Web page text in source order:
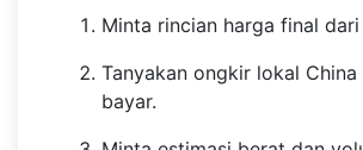
Minta rincian harga final dari
Tanyakan ongkir lokal China
bayar.